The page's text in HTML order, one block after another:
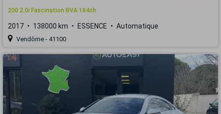
200 2.0i Fascination BVA 184ch
2017 138000 km ESSENCE Automatique
Vendôme - 41100